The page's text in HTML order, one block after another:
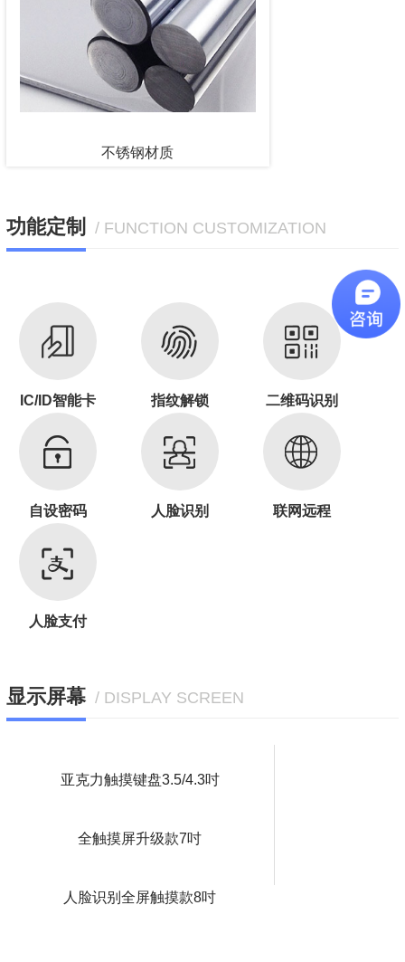
不锈钢材质
功能定制 / FUNCTION CUSTOMIZATION
IC/ID智能卡 指纹解锁 二维码识别
自设密码 人脸识别 联网远程
人脸支付
显示屏幕 / DISPLAY SCREEN
亚克力触摸键盘3.5/4.3吋
全触摸屏升级款7吋
人脸识别全屏触摸款8吋